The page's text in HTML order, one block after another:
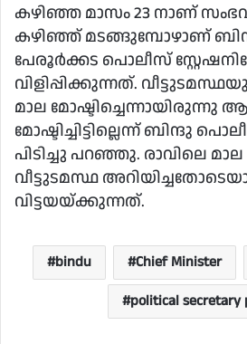
കഴിഞ്ഞ മാസം 23 നാണ്
കഴിഞ്ഞ് മടങ്ങുമ്പോഴാണ്
പേരൂര്‍ക്കട പൊലീസ്
വിളിപ്പിക്കുന്നത്.
മാല
മോഷ്ടിച്ചിട്ടില്ലെന്ന് ബിന്ദു
പിടിച്ചു പറഞ്ഞു. രാവിലെ മാല
വീട്ടുടമസ്ഥ
വിട്ടയയ്ക്കുന്നത്.
bindu Chief Minister
political secretary